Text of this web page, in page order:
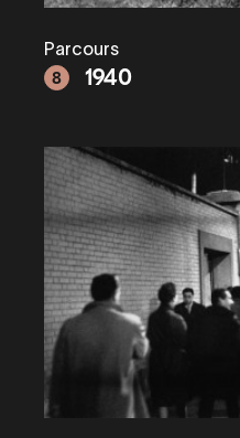
Parcours
8
1940